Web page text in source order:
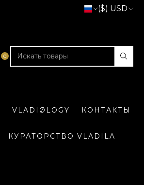
($) USD
VLADIØLOGY КОНТАКТЫ
КУРАТОРСТВО VLADILA